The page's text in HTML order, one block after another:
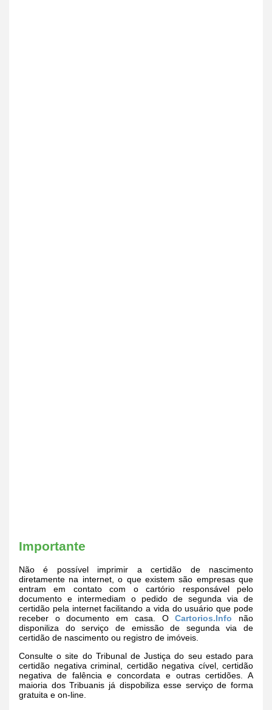
Importante
Não é possível imprimir a certidão de nascimento
diretamente na internet, o que existem são empresas que
entram em contato com o cartório responsável pelo
documento e intermediam o pedido de segunda via de
certidão pela internet facilitando a vida do usuário que pode
receber o documento em casa. OCartorios.Info não
disponiliza do serviço de emissão de segunda via de
certidão de nascimento ou registro de imóveis.
Consulte o site do Tribunal de Justiça do seu estado para
certidão negativa criminal, certidão negativa cível, certidão
negativa de falência e concordata e outras certidões. A
maioria dos Tribuanis já dispobiliza esse serviço de forma
gratuita e on-line.